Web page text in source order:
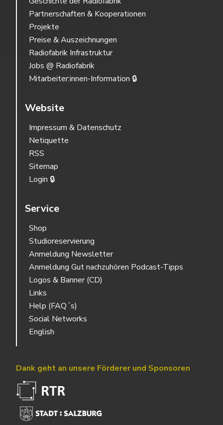
Partnerschaften & Kooperationen
Projekte
Preise & Auszeichnungen
Radiofabrik Infrastruktur
Jobs @ Radiofabrik
Mitarbeiter:innen-Information 🔒
Website
Impressum & Datenschutz
Netiquette
RSS
Sitemap
Login 🔒
Service
Shop
Studioreservierung
Anmeldung Newsletter
Anmeldung Gut nachzuhören Podcast-Tipps
Logos & Banner (CD)
Links
Help (FAQ´s)
Social Networks
English
Dank geht an unsere Förderer und Sponsoren